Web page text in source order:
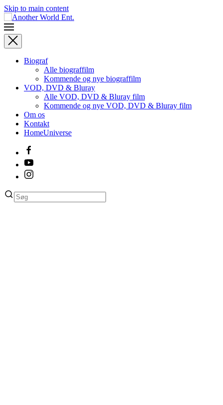
Skip to main content
Biograf
Alle biograffilm
Kommende og nye biograffilm
VOD, DVD & Bluray
Alle VOD, DVD & Bluray film
Kommende og nye VOD, DVD & Bluray film
Om os
Kontakt
HomeUniverse